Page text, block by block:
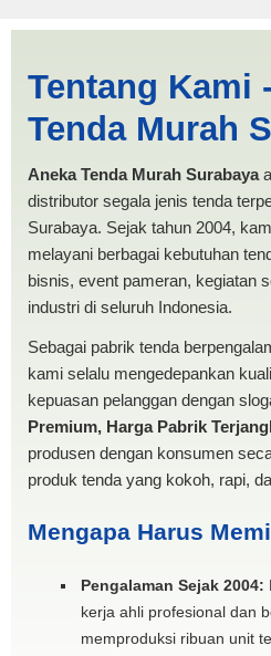
| PRODUKSI
MURAH
Tentang Kami
Tenda Murah
Aneka Tenda Murah Surabaya
distributor segala jenis tenda
Surabaya. Sejak tahun 2004,
melayani berbagai kebutuhan
bisnis, event pameran, kegiatan
industri di seluruh Indonesia.
Sebagai pabrik tenda
kami selalu mengedepankan
kepuasan pelanggan dengan
Premium, Harga Pabrik
produsen dengan konsumen
produk tenda yang kokoh, rapi,
Mengapa Harus
Pengalaman Sejak 2004:
kerja ahli profesional dan
memproduksi ribuan unit